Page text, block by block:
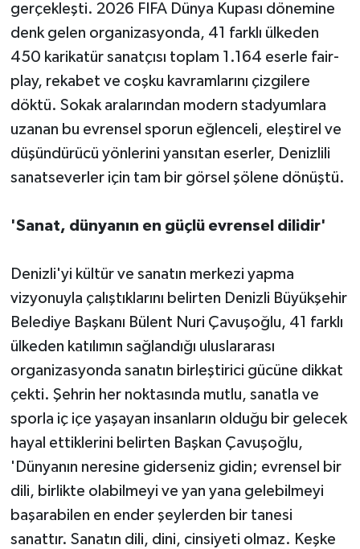
gerçekleşti. 2026 FIFA Dünya Kupası dönemine
denk gelen organizasyonda, 41 farklı ülkeden
450 karikatür sanatçısı toplam 1.164 eserle fair-
play, rekabet ve coşku kavramlarını çizgilere
döktü. Sokak aralarından modern stadyumlara
uzanan bu evrensel sporun eğlenceli, eleştirel ve
düşündürücü yönlerini yansıtan eserler, Denizlili
sanatseverler için tam bir görsel şölene dönüştü.
'Sanat, dünyanın en güçlü evrensel dilidir'
Denizli'yi kültür ve sanatın merkezi yapma
vizyonuyla çalıştıklarını belirten Denizli Büyükşehir
Belediye Başkanı Bülent Nuri Çavuşoğlu, 41 farklı
ülkeden katılımın sağlandığı uluslararası
organizasyonda sanatın birleştirici gücüne dikkat
çekti. Şehrin her noktasında mutlu, sanatla ve
sporla iç içe yaşayan insanların olduğu bir gelecek
hayal ettiklerini belirten Başkan Çavuşoğlu,
'Dünyanın neresine giderseniz gidin; evrensel bir
dili, birlikte olabilmeyi ve yan yana gelebilmeyi
başarabilen en ender şeylerden bir tanesi
sanattır. Sanatın dili, dini, cinsiyeti olmaz. Keşke